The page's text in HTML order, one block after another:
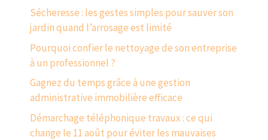
Sécheresse : les gestes simples pour sauver son
jardin quand l’arrosage est limité
Pourquoi confier le nettoyage de son entreprise
à un professionnel ?
Gagnez du temps grâce à une gestion
administrative immobilière efficace
Démarchage téléphonique travaux : ce qui
change le 11 août pour éviter les mauvaises